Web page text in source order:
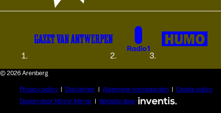
© 2026 Arenberg
Privacy policy Disclaimer Algemene voorwaarden
Cookie policy
Design door Mirror Mirror
Website door